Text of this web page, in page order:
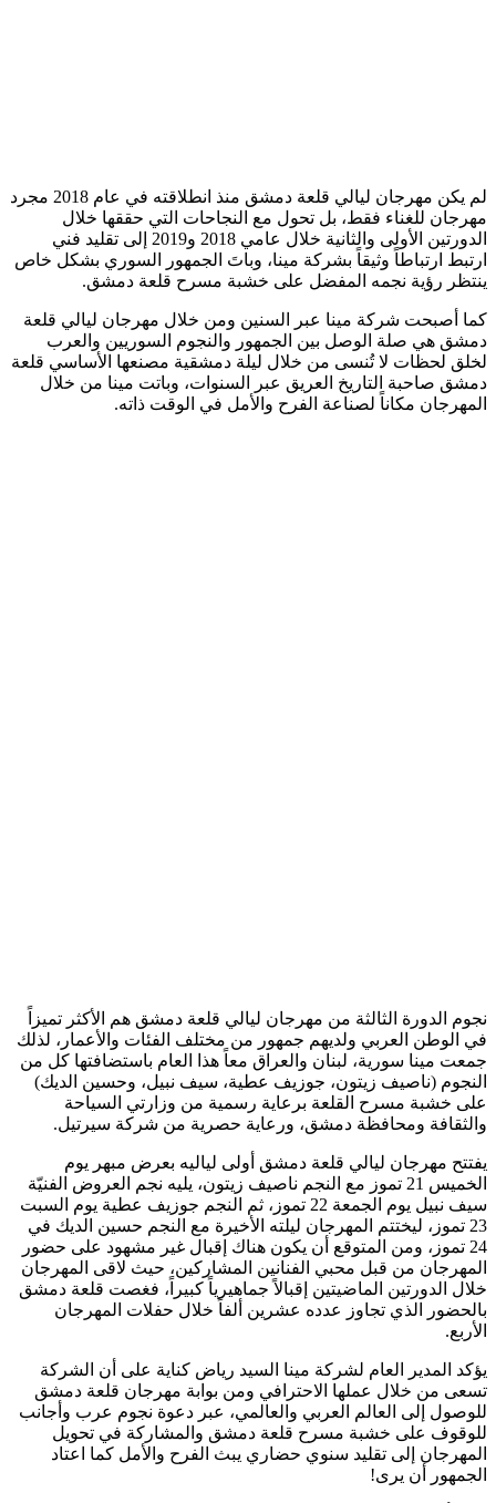
لم يكن مهرجان ليالي قلعة دمشق منذ انطلاقته في عام 2018 مجرد
مهرجان للغناء فقط، بل تحول مع النجاحات التي حققها خلال
الدورتين الأولى والثانية خلال عامي 2018 و2019 إلى تقليد فني
ارتبط ارتباطاً وثيقاً بشركة مينا، وباتَ الجمهور السوري بشكل خاص
ينتظر رؤية نجمه المفضل على خشبة مسرح قلعة دمشق.
كما أصبحت شركة مينا عبر السنين ومن خلال مهرجان ليالي قلعة
دمشق هي صلة الوصل بين الجمهور والنجوم السوريين والعرب
لخلق لحظات لا تُنسى من خلال ليلة دمشقية مصنعها الأساسي قلعة
دمشق صاحبة التاريخ العريق عبر السنوات، وباتت مينا من خلال
المهرجان مكاناً لصناعة الفرح والأمل في الوقت ذاته.
نجوم الدورة الثالثة من مهرجان ليالي قلعة دمشق هم الأكثر تميزاً
في الوطن العربي ولديهم جمهور من مختلف الفئات والأعمار، لذلك
جمعت مينا سورية، لبنان والعراق معاً هذا العام باستضافتها كل من
النجوم (ناصيف زيتون، جوزيف عطية، سيف نبيل، وحسين الديك)
على خشبة مسرح القلعة برعاية رسمية من وزارتي السياحة
والثقافة ومحافظة دمشق، ورعاية حصرية من شركة سيرتيل.
يفتتح مهرجان ليالي قلعة دمشق أولى لياليه بعرض مبهر يوم
الخميس 21 تموز مع النجم ناصيف زيتون، يليه نجم العروض الفنيّة
سيف نبيل يوم الجمعة 22 تموز، ثم النجم جوزيف عطية يوم السبت
23 تموز، ليختتم المهرجان ليلته الأخيرة مع النجم حسين الديك في
24 تموز، ومن المتوقع أن يكون هناك إقبال غير مشهود على حضور
المهرجان من قبل محبي الفنانين المشاركين، حيث لاقى المهرجان
خلال الدورتين الماضيتين إقبالاً جماهيرياً كبيراً، فغصت قلعة دمشق
بالحضور الذي تجاوز عدده عشرين ألفاً خلال حفلات المهرجان
الأربع.
يؤكد المدير العام لشركة مينا السيد رياض كناية على أن الشركة
تسعى من خلال عملها الاحترافي ومن بوابة مهرجان قلعة دمشق
للوصول إلى العالم العربي والعالمي، عبر دعوة نجوم عرب وأجانب
للوقوف على خشبة مسرح قلعة دمشق والمشاركة في تحويل
المهرجان إلى تقليد سنوي حضاري يبث الفرح والأمل كما اعتاد
الجمهور أن يرى!